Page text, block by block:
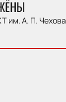
им. А. П. Чехова